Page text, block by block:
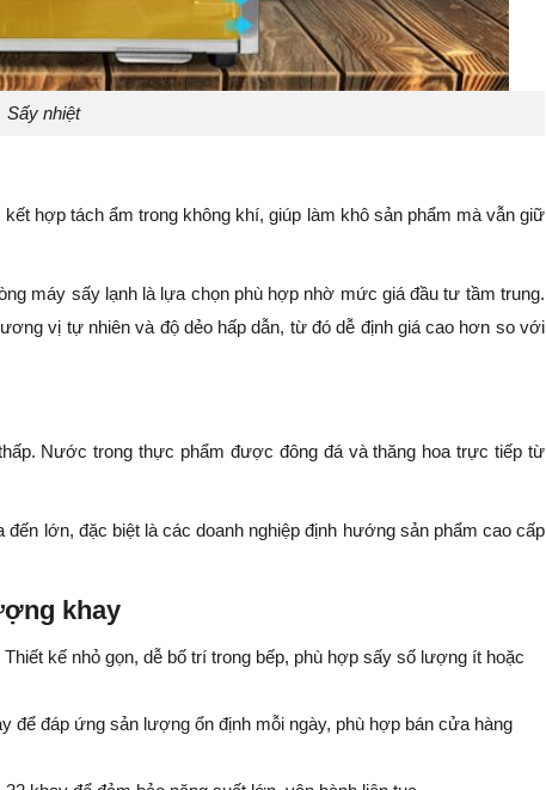
Sấy nhiệt
hợp tách ẩm trong không khí, giúp làm khô sản phẩm mà vẫn giữ
máy sấy lạnh là lựa chọn phù hợp nhờ mức giá đầu tư tầm trung.
vị tự nhiên và độ dẻo hấp dẫn, từ đó dễ định giá cao hơn so với
Nước trong thực phẩm được đông đá và thăng hoa trực tiếp từ
lớn, đặc biệt là các doanh nghiệp định hướng sản phẩm cao cấp
khay
kế nhỏ gọn, dễ bố trí trong bếp, phù hợp sấy số lượng ít hoặc
để đáp ứng sản lượng ổn định mỗi ngày, phù hợp bán cửa hàng